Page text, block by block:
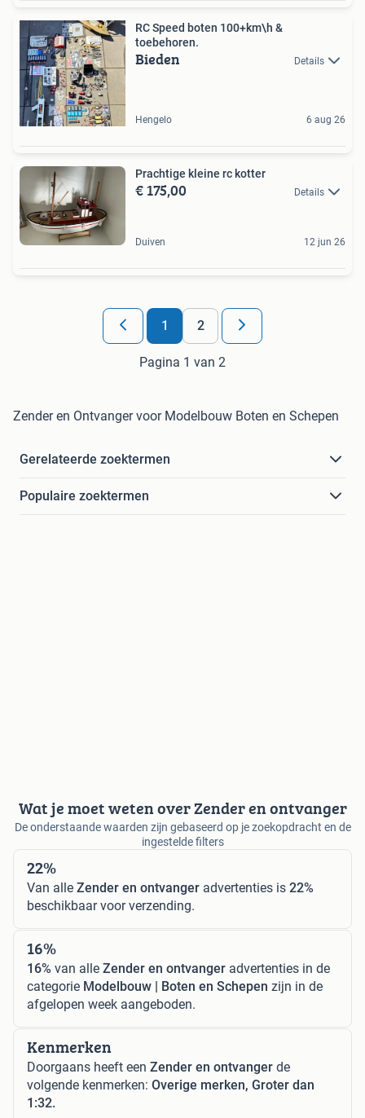
RC Speed boten 100+km\h &
toebehoren.
Bieden Details
Hengelo 6 aug 26
Prachtige kleine rc kotter
€ 175,00 Details
Duiven 12 jun 26
1 2
Pagina 1 van 2
Zender en Ontvanger voor Modelbouw Boten en Schepen
Gerelateerde zoektermen
Populaire zoektermen
Wat je moet weten over Zender en ontvanger
De onderstaande waarden zijn gebaseerd op je zoekopdracht en de
ingestelde filters
22%
Van alle Zender en ontvanger advertenties is 22%
beschikbaar voor verzending.
16%
16% van alle Zender en ontvanger advertenties in de
categorie Modelbouw | Boten en Schepen zijn in de
afgelopen week aangeboden.
Kenmerken
Doorgaans heeft een Zender en ontvanger de
volgende kenmerken: Overige merken, Groter dan
1:32.